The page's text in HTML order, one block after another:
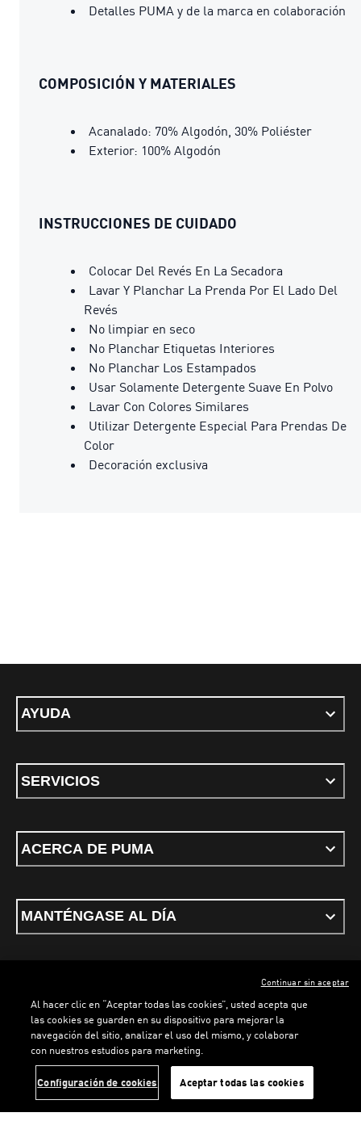
LOADING...
Detalles PUMA y de la marca en colaboración
COMPOSICIÓN Y MATERIALES
Acanalado: 70% Algodón, 30% Poliéster
Exterior: 100% Algodón
INSTRUCCIONES DE CUIDADO
Colocar Del Revés En La Secadora
Lavar Y Planchar La Prenda Por El Lado Del
Revés
No limpiar en seco
No Planchar Etiquetas Interiores
No Planchar Los Estampados
Usar Solamente Detergente Suave En Polvo
Lavar Con Colores Similares
Utilizar Detergente Especial Para Prendas De
Color
Decoración exclusiva
AYUDA
SERVICIOS
ACERCA DE PUMA
MANTÉNGASE AL DÍA
Términos y condicionesPolítica de Privacidad
ESPAÑOL
PUMA, 2026. Todos los derechos reservados
Al hacer clic en “Aceptar todas las cookies”, usted acepta que
las cookies se guarden en su dispositivo para mejorar la
navegación del sitio, analizar el uso del mismo, y colaborar
con nuestros estudios para marketing.
Configuración de cookies Aceptar todas las cookies
Continuar sin aceptar